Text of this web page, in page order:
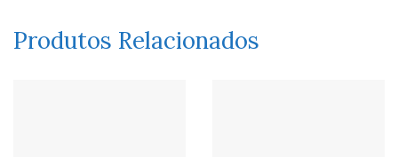
Produtos Relacionados